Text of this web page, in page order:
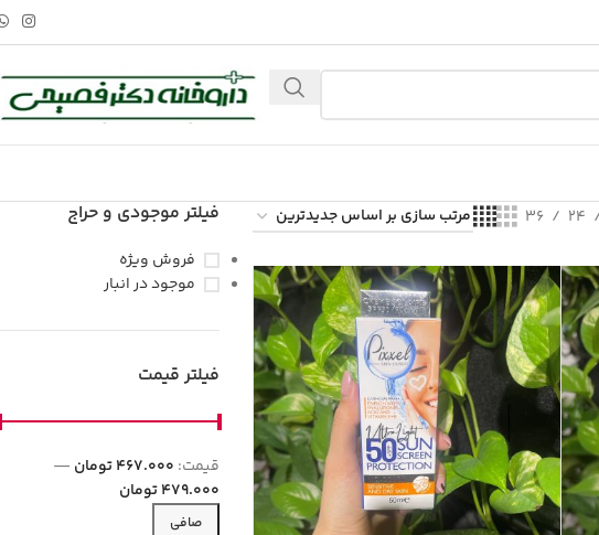
24
36 فیلتر موجودی و حراج
فروش ویژه
موجود در انبار
فیلتر قیمت
صافی
قيمت: 467.000 تومان
—
479.000 تومان